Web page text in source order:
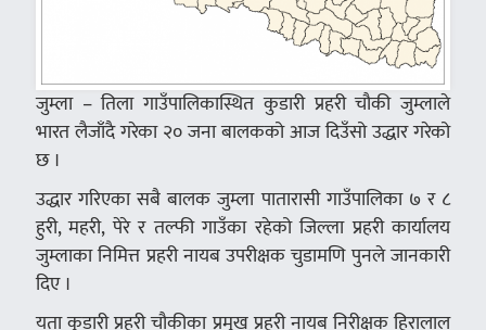
जुम्ला – तिला गाउँपालिकास्थित कुडारी प्रहरी चौकी जुम्लाले
भारत लैजाँदै गरेका २० जना बालकको आज दिउँसो उद्धार गरेको
छ ।
उद्धार गरिएका सबै बालक जुम्ला पातारासी गाउँपालिका ७ र ८
हुरी, महरी, पेरे र तल्फी गाउँका रहेको जिल्ला प्रहरी कार्यालय
जुम्लाका निमित्त प्रहरी नायब उपरीक्षक चुडामणि पुनले जानकारी
दिए ।
यता कुडारी प्रहरी चौकीका प्रमुख प्रहरी नायब निरीक्षक हिरालाल